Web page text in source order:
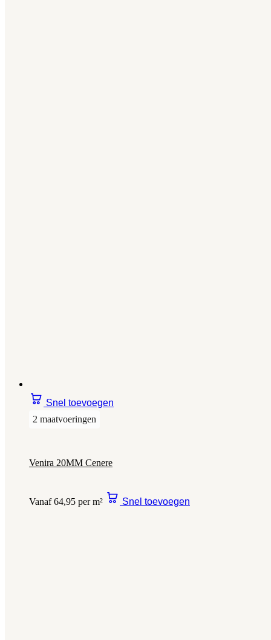
Snel toevoegen
2 maatvoeringen
Venira 20MM Cenere
Vanaf 64,95 per m² Snel toevoegen